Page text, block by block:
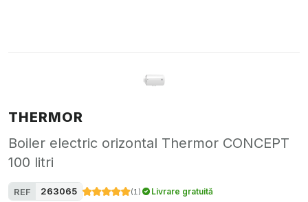
THERMOR
Boiler electric orizontal Thermor CONCEPT
100 litri
REF 263065 (1 ) Livrare gratuită